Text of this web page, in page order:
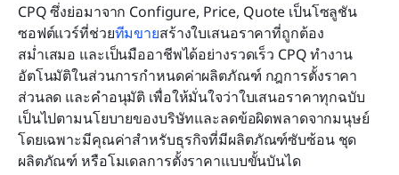
CPQ ซึ่งย่อมาจาก Configure, Price, Quote เป็นโซลูชัน
ซอฟต์แวร์ที่ช่วยทีมขายสร้างใบเสนอราคาที่ถูกต้อง
สม่ำเสมอ และเป็นมืออาชีพได้อย่างรวดเร็ว CPQ ทำงาน
อัตโนมัติในส่วนการกำหนดค่าผลิตภัณฑ์ กฎการตั้งราคา
ส่วนลด และคำอนุมัติ เพื่อให้มั่นใจว่าใบเสนอราคาทุกฉบับ
เป็นไปตามนโยบายของบริษัทและลดข้อผิดพลาดจากมนุษย์
โดยเฉพาะมีคุณค่าสำหรับธุรกิจที่มีผลิตภัณฑ์ซับซ้อน ชุด
ผลิตภัณฑ์ หรือโมเดลการตั้งราคาแบบขั้นบันได